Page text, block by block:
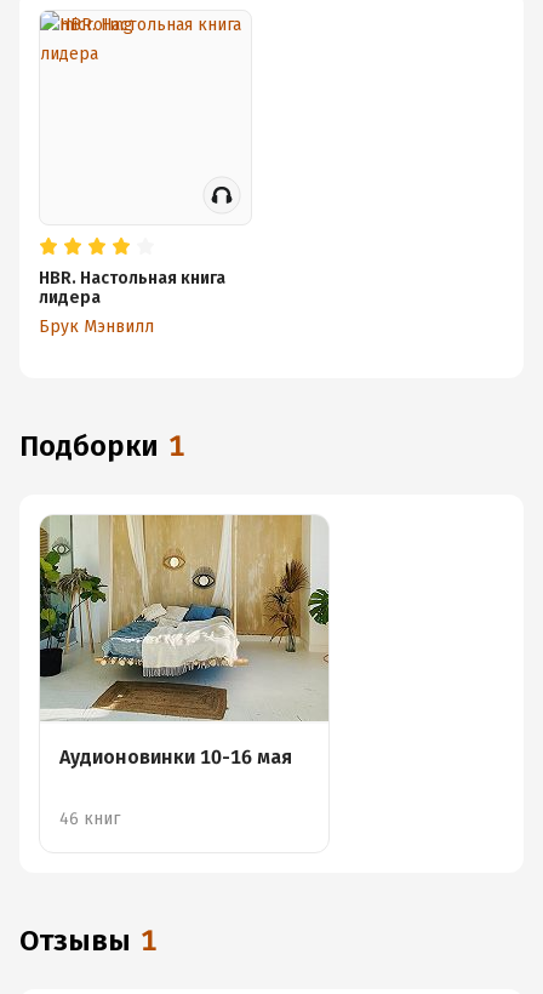
HBR. Настольная книга
лидера
Брук Мэнвилл
Подборки 1
Аудионовинки 10-16 мая
46 книг
Отзывы 1